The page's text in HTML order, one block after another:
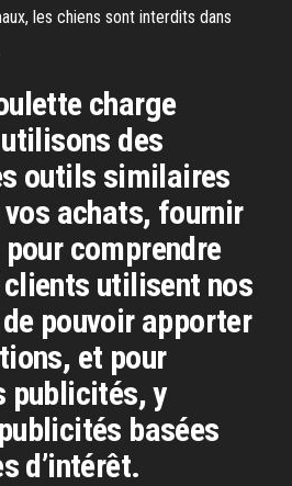
les chiens sont interdits dans
charge
des
outils similaires
achats, fournir
comprendre
utilisent nos
pouvoir apporter
et pour
publicités, y
basées
d’intérêt.